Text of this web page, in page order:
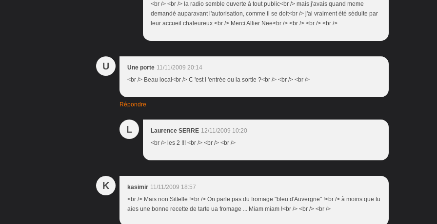
<br /> <br /> la radio semble ouverte à tout public<br /> mais j'avais quand meme
demandé auparavant l'autorisation, comme il se doit<br /> j'ai vraiment été séduite par
leur accueil chaleureux.<br /> Merci Allier Nee<br /> <br /> <br /> <br />
U Une porte 11/11/2009 20:14
<br /> Beau local<br /> C 'est l 'entrée ou la sortie ?<br /> <br /> <br />
Répondre
L Laurence SERRE 12/11/2009 10:20
<br /> les 2 !!! <br /> <br /> <br />
K kasimir 11/11/2009 18:57
<br /> Mais non Sittelle !<br /> On parle pas du fromage "bleu d'Auvergne" !<br /> à moins que tu
aies une bonne recette de tarte ua fromage ... Miam miam !<br /> <br /> <br />